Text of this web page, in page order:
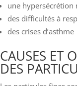
une hypersécrétion
des difficultés à
des crises d’asthme
CAUSES ET
DES